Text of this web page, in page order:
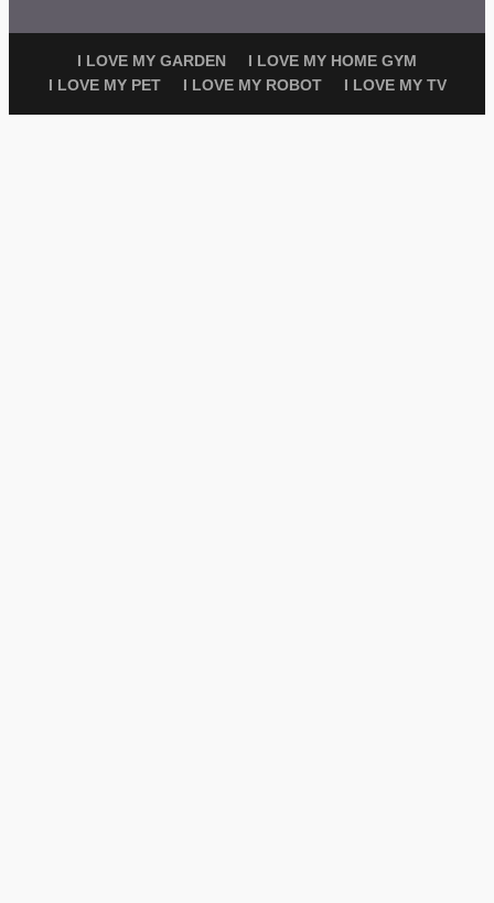
I LOVE MY GARDEN
I LOVE MY HOME GYM
I LOVE MY PET
I LOVE MY ROBOT I LOVE MY TV